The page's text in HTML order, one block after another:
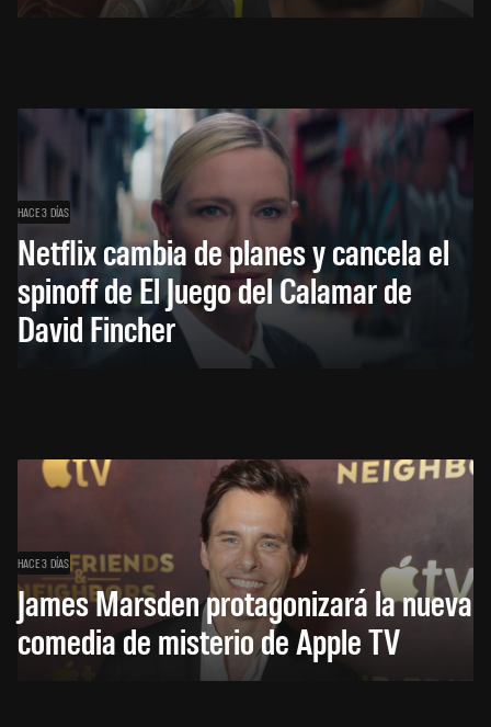
HACE 3 DÍAS
Netflix cambia de planes y cancela el
spinoff de El Juego del Calamar de
David Fincher
HACE 3 DÍAS
James Marsden protagonizará la nueva
comedia de misterio de Apple TV